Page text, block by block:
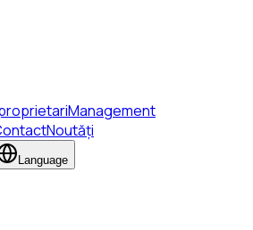
Management
Noutăți
Language